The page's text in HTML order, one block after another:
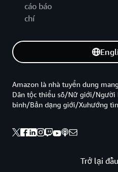
cáo báo
chí
Trở lại
Amazon là nhà tuyển dung
Dân tộc thiểu số/Nữ giới/Người
binh/Bản dạng giới/Xuhướng